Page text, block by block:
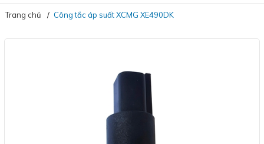
Trang chủ Công tắc áp suất XCMG XE490DK